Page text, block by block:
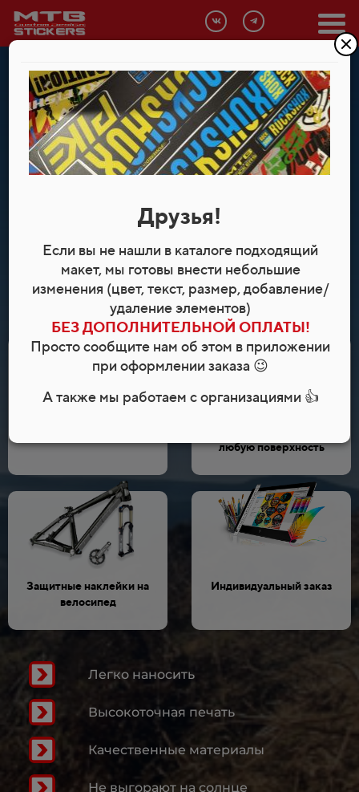
Всплывающее окно (скрыто)
САМЫЙ БОЛЬШОЙ ПОПОЛНЯЕМЫЙ КАТАЛОГ В
РОССИИ
Наклейки на
и для любых поверхностей
ПЕРЕЙТИ В КАТАЛОГ НАКЛЕЕК
любую поверхность
Защитные наклейки на
велосипед
Индивидуальный заказ
Легко наносить
Высокоточная печать
Качественные материалы
Не выгорают на солнце
Друзья!
Если вы не нашли в каталоге подходящий
макет, мы готовы внести небольшие
изменения (цвет, текст, размер, добавление/
удаление элементов)
БЕЗ ДОПОЛНИТЕЛЬНОЙ ОПЛАТЫ!
Просто сообщите нам об этом в приложении
при оформлении заказа 😉
А также мы работаем с организациями 👍